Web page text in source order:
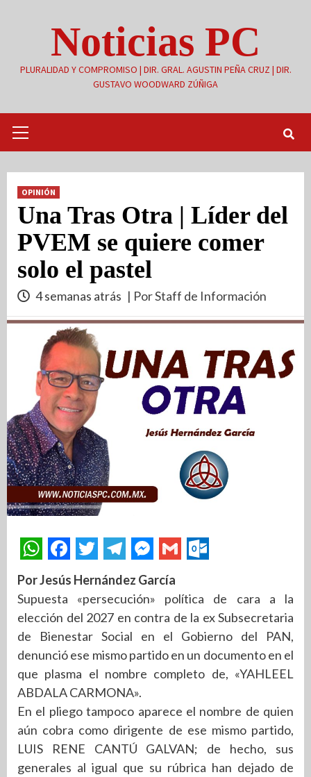
Noticias PC
PLURALIDAD Y COMPROMISO | DIR. GRAL. AGUSTIN PEÑA CRUZ | DIR.
GUSTAVO WOODWARD ZÚÑIGA
primario
OPINIÓN
Una Tras Otra | Líder del
PVEM se quiere comer
solo el pastel
4 semanas atrás | Por Staff de Información
Por Jesús Hernández García
Supuesta «persecución» política de cara a la
elección del 2027 en contra de la ex Subsecretaria
de Bienestar Social en el Gobierno del PAN,
denunció ese mismo partido en un documento en el
que plasma el nombre completo de, «YAHLEEL
ABDALA CARMONA».
En el pliego tampoco aparece el nombre de quien
aún cobra como dirigente de ese mismo partido,
LUIS RENE CANTÚ GALVAN; de hecho, sus
generales al igual que su rúbrica han dejado de